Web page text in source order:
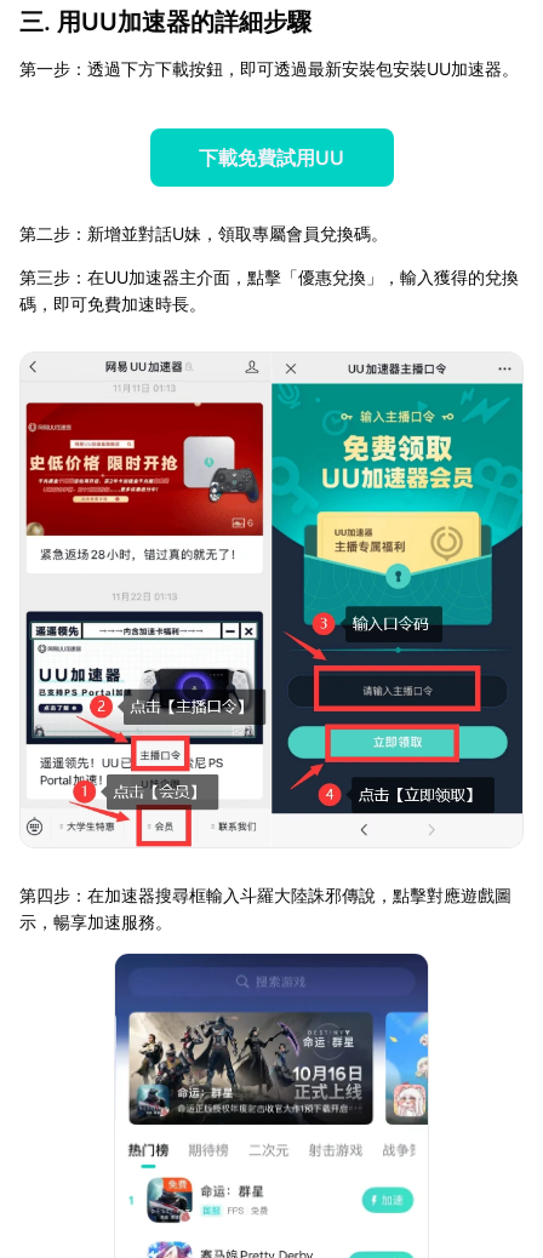
三. 用UU加速器的詳細步驟
第一步：透過下方下載按鈕，即可透過最新安裝包安裝UU加速器。
下載免費試用UU
第二步：新增並對話U妹，領取專屬會員兌換碼。
第三步：在UU加速器主介面，點擊「優惠兌換」，輸入獲得的兌換
碼，即可免費加速時長。
第四步：在加速器搜尋框輸入斗羅大陸誅邪傳說，點擊對應遊戲圖
示，暢享加速服務。